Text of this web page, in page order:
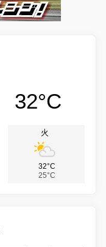
32°C
火
32°C
25°C